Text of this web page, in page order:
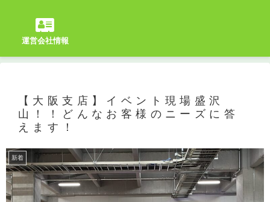
運営会社情報
【大阪支店】イベント現場盛沢
山！！どんなお客様のニーズに答
えます！
新着